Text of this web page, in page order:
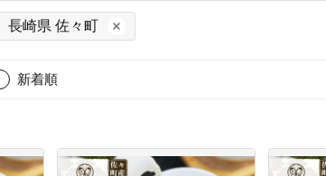
長崎県 佐々町
新着順